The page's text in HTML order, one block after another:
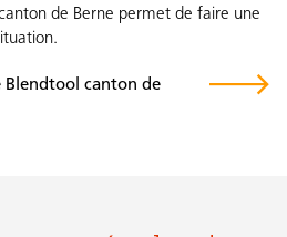
de Berne permet de faire une
Blendtool canton de